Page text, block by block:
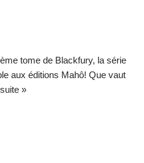
tome de Blackfury, la série
aux éditions Mahô! Que vaut
»